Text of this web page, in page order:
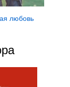
любовь